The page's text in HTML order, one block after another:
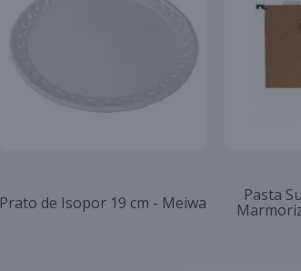
Prato de Isopor 19 cm - Meiwa Pasta